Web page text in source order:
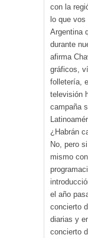
con la
lo que
Argentina
durante
afirma
gráficos,
folletería,
televisión
campaña
¿Habrán
No, pero
mismo
el año
concierto
diarias y
concierto